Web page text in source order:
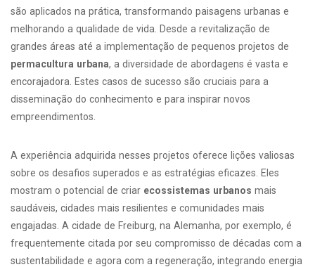
são aplicados na prática, transformando paisagens urbanas e
melhorando a qualidade de vida. Desde a revitalização de
grandes áreas até a implementação de pequenos projetos de
permacultura urbana, a diversidade de abordagens é vasta e
encorajadora. Estes casos de sucesso são cruciais para a
disseminação do conhecimento e para inspirar novos
empreendimentos.
A experiência adquirida nesses projetos oferece lições valiosas
sobre os desafios superados e as estratégias eficazes. Eles
mostram o potencial de criar ecossistemas urbanos mais
saudáveis, cidades mais resilientes e comunidades mais
engajadas. A cidade de Freiburg, na Alemanha, por exemplo, é
frequentemente citada por seu compromisso de décadas com a
sustentabilidade e agora com a regeneração, integrando energia